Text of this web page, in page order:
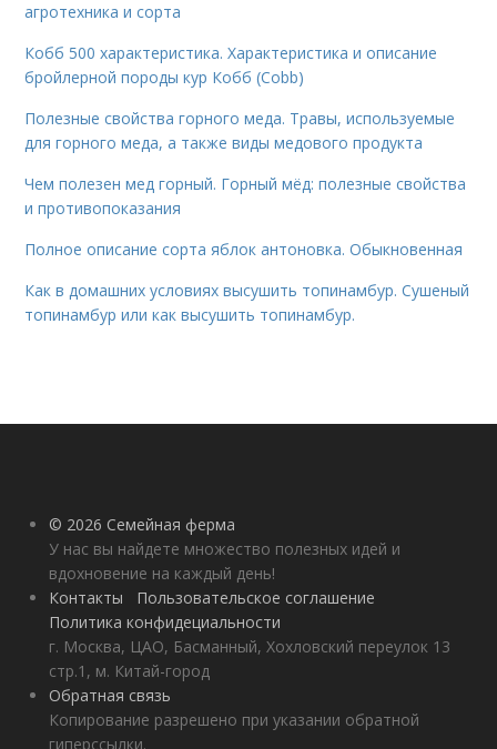
агротехника и сорта
Кобб 500 характеристика. Характеристика и описание
бройлерной породы кур Кобб (Cobb)
Полезные свойства горного меда. Травы, используемые
для горного меда, а также виды медового продукта
Чем полезен мед горный. Горный мёд: полезные свойства
и противопоказания
Полное описание сорта яблок антоновка. Обыкновенная
Как в домашних условиях высушить топинамбур. Сушеный
топинамбур или как высушить топинамбур.
© 2026 Семейная ферма
У нас вы найдете множество полезных идей и
вдохновение на каждый день!
Контакты
Пользовательское соглашение
Политика конфидециальности
г. Москва, ЦАО, Басманный, Хохловский переулок 13
стр.1, м. Китай-город
Обратная связь
Копирование разрешено при указании обратной
гиперссылки.